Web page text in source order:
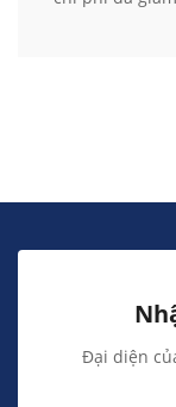
Đại diện